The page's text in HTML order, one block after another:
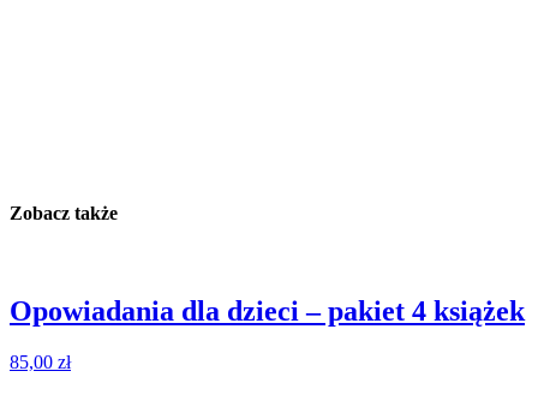
Zobacz także
Opowiadania dla dzieci – pakiet 4 książek
85,00 zł